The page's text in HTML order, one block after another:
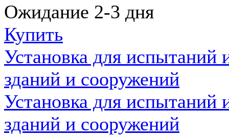
Ожидание 2-3 дня
Купить
Установка для испытаний
зданий и сооружений
Установка для испытаний
зданий и сооружений